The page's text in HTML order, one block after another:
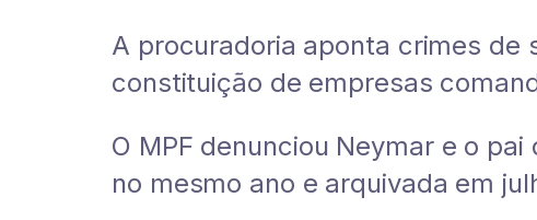
A procuradoria aponta crimes de
constituição de empresas
O MPF denunciou Neymar e o
no mesmo ano e arquivada em